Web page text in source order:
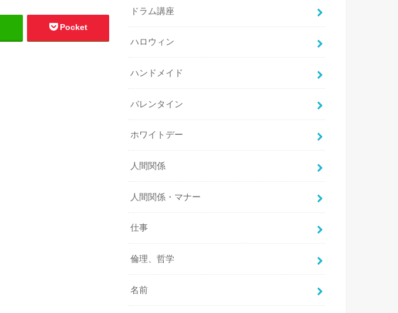
Pocket
ドラム講座
ハロウィン
ハンドメイド
バレンタイン
ホワイトデー
人間関係
人間関係・マナー
仕事
倫理、哲学
名前